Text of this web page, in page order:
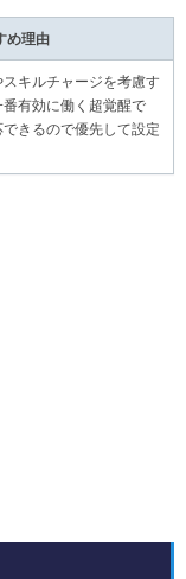
め理由
キルチャージを考慮す
有効に働く超覚醒で
きるので優先して設定